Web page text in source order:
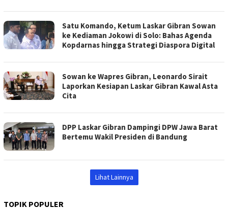
Satu Komando, Ketum Laskar Gibran Sowan
ke Kediaman Jokowi di Solo: Bahas Agenda
Kopdarnas hingga Strategi Diaspora Digital
​Sowan ke Wapres Gibran, Leonardo Sirait
Laporkan Kesiapan Laskar Gibran Kawal Asta
Cita
DPP Laskar Gibran Dampingi DPW Jawa Barat
Bertemu Wakil Presiden di Bandung
Lihat Lainnya
TOPIK POPULER